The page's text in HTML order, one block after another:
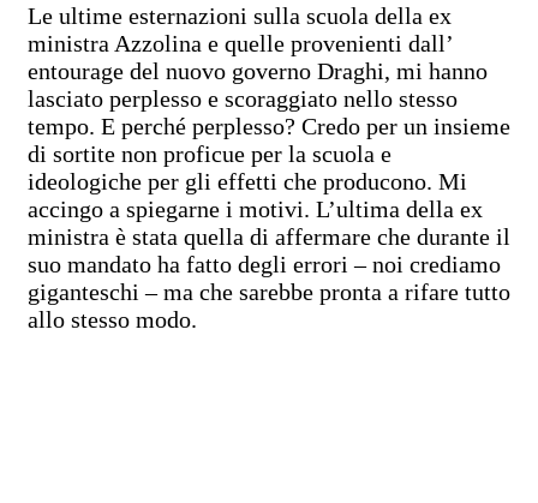
Le ultime esternazioni sulla scuola della ex
ministra Azzolina e quelle provenienti dall’
entourage del nuovo governo Draghi, mi hanno
lasciato perplesso e scoraggiato nello stesso
tempo. E perché perplesso? Credo per un insieme
di sortite non proficue per la scuola e
ideologiche per gli effetti che producono. Mi
accingo a spiegarne i motivi. L’ultima della ex
ministra è stata quella di affermare che durante il
suo mandato ha fatto degli errori – noi crediamo
giganteschi – ma che sarebbe pronta a rifare tutto
allo stesso modo.